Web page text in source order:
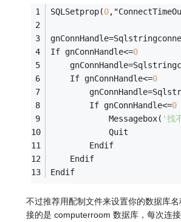
SQLSetprop(0
gnConnHandle=
If gnConnHandle<=0
	gnConnHandle
=
	If gnConnHandle
<=0
		gnConnHandle
=
		If gnConnHandle
<=0
			Messagebox(
'找
			Quit
		Endif
	Endif
Endif
不过推荐用配制文件来设置你的数据库
接的是 computerroom 数据库，每次连